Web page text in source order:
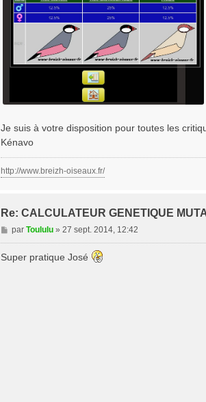
Je suis à votre disposition pour toutes les
Kénavo
http://www.breizh-oiseaux.fr/
Re: CALCULATEUR GENETIQUE
M
e
par Toululu» 27 sept. 2014, 12:42
Super pratique José